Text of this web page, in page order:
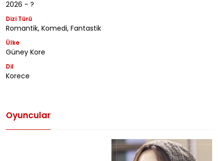
2026 - ?
Dizi Türü
Romantik, Komedi, Fantastik
Ülke
Güney Kore
Dil
Korece
Oyuncular